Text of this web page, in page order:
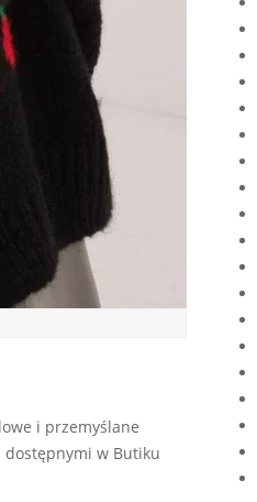
i przemyślane
dostępnymi w Butiku